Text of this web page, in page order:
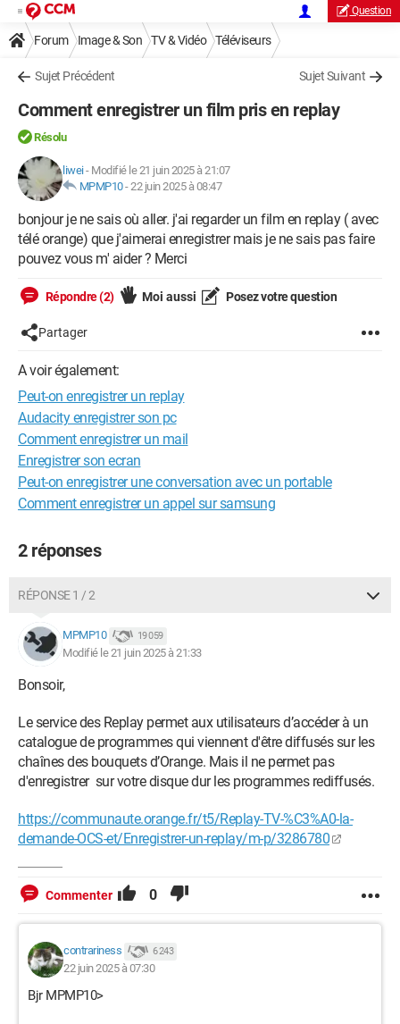
Question
Forum Image & Son TV & Vidéo Téléviseurs
Sujet Précédent Sujet Suivant
Comment enregistrer un film pris en replay
Résolu
liwei- Modifié le 21 juin 2025 à 21:07
MPMP10-22 juin 2025 à 08:47
bonjour je ne sais où aller. j'ai regarder un film en replay ( avec
télé orange) que j'aimerai enregistrer mais je ne sais pas faire
pouvez vous m' aider ? Merci
Répondre (2) Moi aussi Posez votre question
Partager
A voir également:
Peut-on enregistrer un replay
Audacity enregistrer son pc
Comment enregistrer un mail
Enregistrer son ecran
Peut-on enregistrer une conversation avec un portable
Comment enregistrer un appel sur samsung
2 réponses
RÉPONSE 1 / 2
MPMP10 19 059
Modifié le 21 juin 2025 à 21:33
Bonsoir,
Le service des Replay permet aux utilisateurs d’accéder à un
catalogue de programmes qui viennent d'être diffusés sur les
chaînes des bouquets d’Orange. Mais il ne permet pas
d'enregistrer sur votre disque dur les programmes rediffusés.
https://communaute.orange.fr/t5/Replay-TV-%C3%A0-la-
demande-OCS-et/Enregistrer-un-replay/m-p/3286780
Commenter 0
contrariness 6 243
22 juin 2025 à 07:30
Bjr MPMP10>